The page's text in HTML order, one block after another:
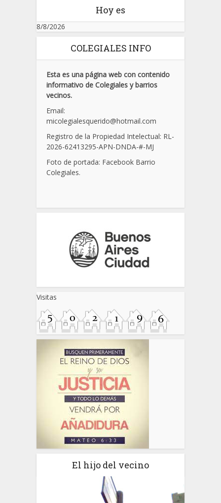
Hoy es
8/8/2026
COLEGIALES INFO
Esta es una página web con contenido
informativo de Colegiales y barrios
vecinos.
Email:
micolegialesquerido@hotmail.com
Registro de la Propiedad Intelectual: RL-
2026-62413295-APN-DNDA-#-MJ
Foto de portada: Facebook Barrio
Colegiales.
Visitas
El hijo del vecino